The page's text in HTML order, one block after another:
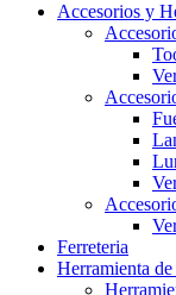
Accesorios y
Ferreteria
Herramienta